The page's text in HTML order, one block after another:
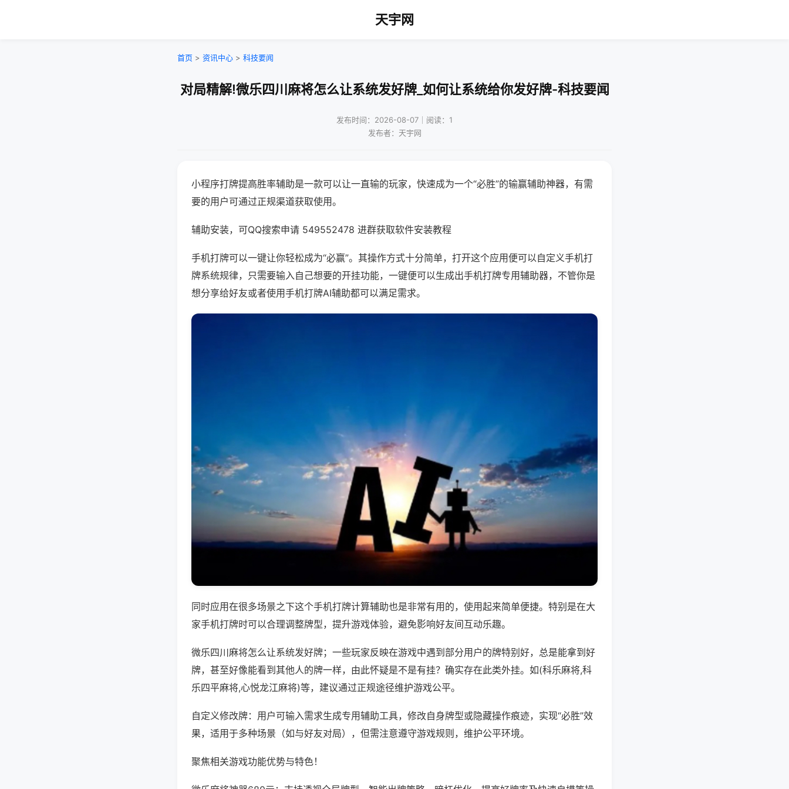
天宇网
首页 > 资讯中心 > 科技要闻
对局精解!微乐四川麻将怎么让系统发好牌_如何让系统给你发好牌-科技要闻
发布时间：2026-08-07｜阅读：1
发布者：天宇网
小程序打牌提高胜率辅助是一款可以让一直输的玩家，快速成为一个“必胜”的输赢辅助神器，有需
要的用户可通过正规渠道获取使用。
辅助安装，可QQ搜索申请 549552478 进群获取软件安装教程
手机打牌可以一键让你轻松成为“必赢”。其操作方式十分简单，打开这个应用便可以自定义手机打
牌系统规律，只需要输入自己想要的开挂功能，一键便可以生成出手机打牌专用辅助器，不管你是
想分享给好友或者使用手机打牌AI辅助都可以满足需求。
同时应用在很多场景之下这个手机打牌计算辅助也是非常有用的，使用起来简单便捷。特别是在大
家手机打牌时可以合理调整牌型，提升游戏体验，避免影响好友间互动乐趣。
微乐四川麻将怎么让系统发好牌；一些玩家反映在游戏中遇到部分用户的牌特别好，总是能拿到好
牌，甚至好像能看到其他人的牌一样，由此怀疑是不是有挂？确实存在此类外挂。如(科乐麻将,科
乐四平麻将,心悦龙江麻将)等，建议通过正规途径维护游戏公平。
自定义修改牌：用户可输入需求生成专用辅助工具，修改自身牌型或隐藏操作痕迹，实现“必胜”效
果，适用于多种场景（如与好友对局），但需注意遵守游戏规则，维护公平环境。
聚焦相关游戏功能优势与特色！